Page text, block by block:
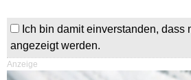
Ich bin damit einverstanden, dass
angezeigt werden.
Anzeige